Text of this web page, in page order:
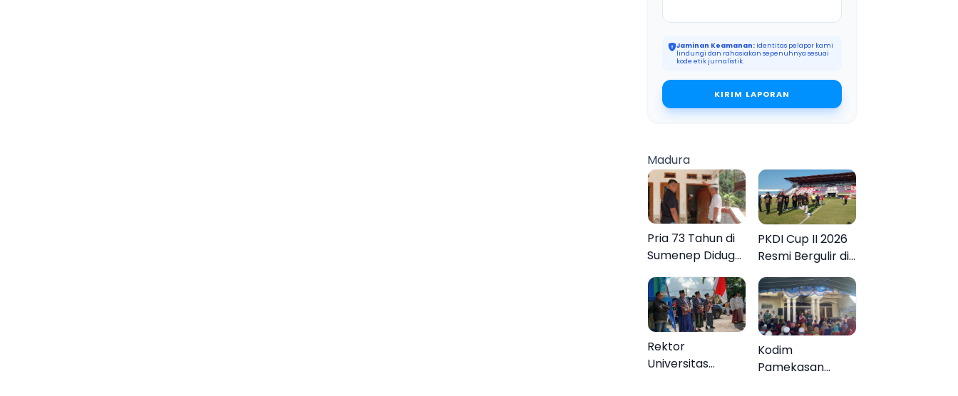
Jaminan Keamanan: Identitas pelapor kami
lindungi dan rahasiakan sepenuhnya sesuai
kode etik jurnalistik.
KIRIM LAPORAN
Madura
Pria 73 Tahun di
Sumenep Diduga
Sendiri
PKDI Cup II 2026
Resmi Bergulir di
Desa se-Madura
Rebut Tiket ke
Tingkat Nasional
Rektor
Universitas
Kodim
Pamekasan